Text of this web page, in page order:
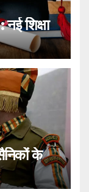
शिक्षा
के